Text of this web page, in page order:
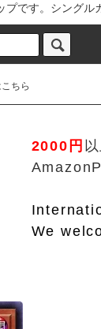
です。シング
ちら
2000円
We